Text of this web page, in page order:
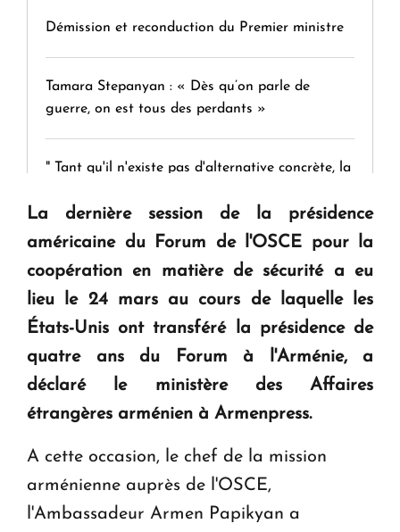
Démission et reconduction du Premier ministre
Tamara Stepanyan : « Dès qu’on parle de
guerre, on est tous des perdants »
" Tant qu'il n'existe pas d'alternative concrète, la
KASA : 30 ans d'audace, de résilience et d'avenir
en Arménie
Le premier hôtel Hyatt Regency d'Arménie
ouvrira ses portes à Dilijan
La dernière session de la présidence
américaine du Forum de l'OSCE pour la
coopération en matière de sécurité a eu
lieu le 24 mars au cours de laquelle les
États-Unis ont transféré la présidence de
quatre ans du Forum à l'Arménie, a
déclaré le ministère des Affaires
étrangères arménien à Armenpress.
A cette occasion, le chef de la mission
arménienne auprès de l'OSCE,
l'Ambassadeur Armen Papikyan a